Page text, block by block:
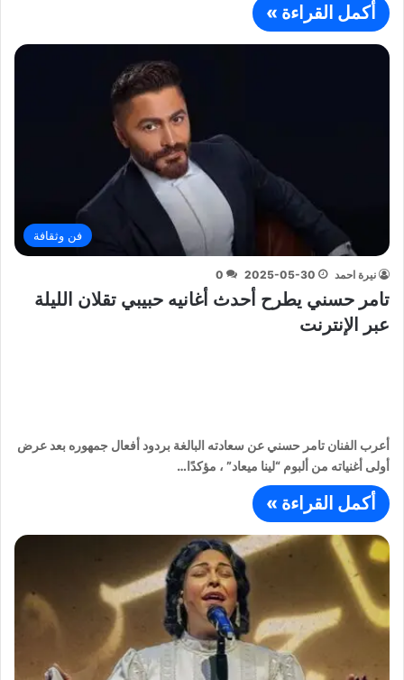
أكمل القراءة »
فن وثقافة
نيرة احمد 2025-05-30
0
تامر حسني يطرح أحدث أغانيه حبيبي تقلان الليلة
عبر الإنترنت
أعرب الفنان تامر حسني عن سعادته البالغة بردود أفعال جمهوره بعد عرض
أولى أغنياته من ألبوم “لينا ميعاد” ، مؤكدًا…
أكمل القراءة »